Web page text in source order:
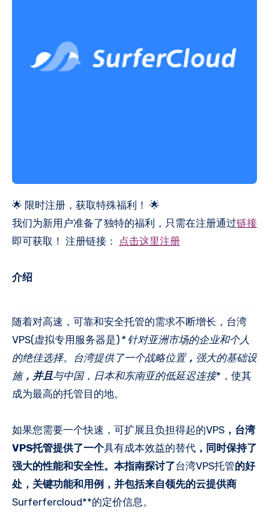
🌟 限时注册，获取特殊福利！ 🌟
我们为新用户准备了独特的福利，只需在注册通过链接
即可获取！ 注册链接： 点击这里注册
介绍
随着对高速，可靠和安全托管的需求不断增长，台湾
VPS(虚拟专用服务器是) * 针对亚洲市场的企业和个人
的绝佳选择。台湾提供了一个战略位置， 强大的基础设
施，并且与中国，日本和东南亚的低延迟连接*，使其
成为最高的托管目的地。
如果您需要一个快速，可扩展且负担得起的VPS ，台湾
VPS托管提供了一个具有成本效益的替代 ，同时保持了
强大的性能和安全性。本指南探讨了台湾VPS托管的好
处，关键功能和用例，并包括来自领先的云提供商
Surferfercloud**的定价信息。